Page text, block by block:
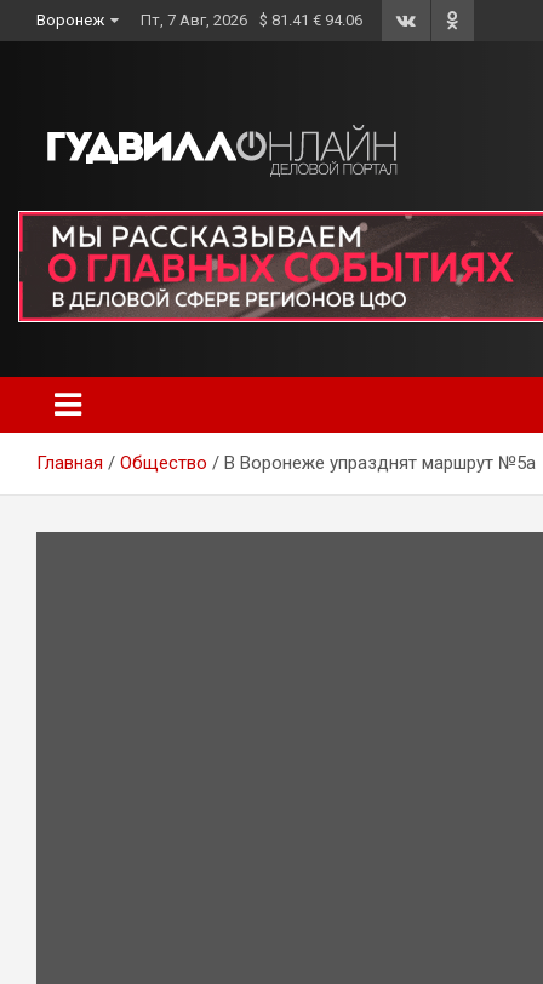
to
Воронеж Пт, 7 Авг, 2026 $ 81.41 € 94.06
Главная Общество В Воронеже упразднят маршрут №5а